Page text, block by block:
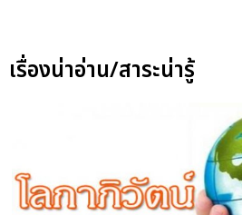
เรื่องน่าอ่าน/สาระน่ารู้